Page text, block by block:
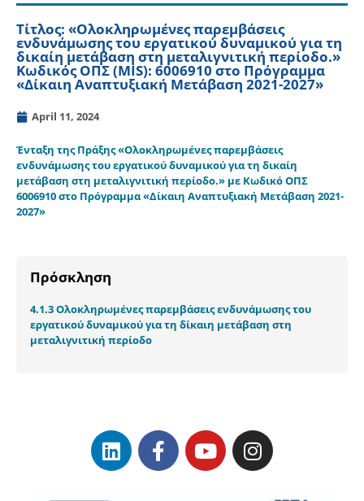
Τίτλος: «Ολοκληρωμένες παρεμβάσεις
ενδυνάμωσης του εργατικού δυναμικού για τη
δικαίη μετάβαση στη μεταλιγνιτική περίοδο.»
Κωδικός ΟΠΣ (MIS): 6006910 στο Πρόγραμμα
«Δίκαιη Αναπτυξιακή Μετάβαση 2021-2027»
April 11, 2024
Ένταξη της Πράξης «Ολοκληρωμένες παρεμβάσεις
ενδυνάμωσης του εργατικού δυναμικού για τη δικαίη
μετάβαση στη μεταλιγνιτική περίοδο.» με Κωδικό ΟΠΣ
6006910 στο Πρόγραμμα «Δίκαιη Αναπτυξιακή Μετάβαση 2021-
2027»
Πρόσκληση
4.1.3 Ολοκληρωμένες παρεμβάσεις ενδυνάμωσης του
εργατικού δυναμικού για τη δίκαιη μετάβαση στη
μεταλιγνιτική περίοδο